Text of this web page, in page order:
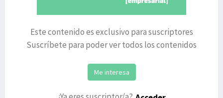
Este contenido es exclusivo para suscriptores
Suscríbete para poder ver todos los contenidos
Me interesa